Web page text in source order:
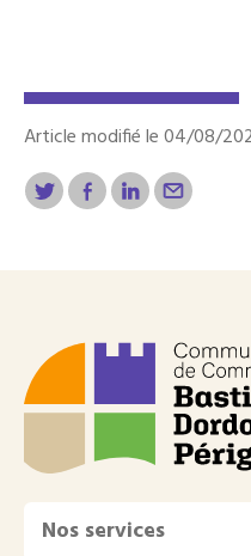
Article modifié le 04/08/
Nos services